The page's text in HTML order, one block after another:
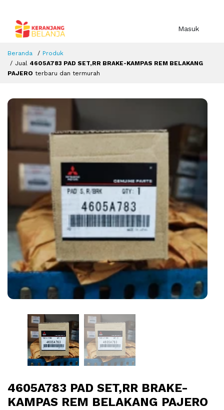
Masuk
Beranda
Produk
Jual 4605A783 PAD SET,RR BRAKE-KAMPAS REM BELAKANG
PAJERO terbaru dan termurah
4605A783 PAD SET,RR BRAKE-
KAMPAS REM BELAKANG PAJERO